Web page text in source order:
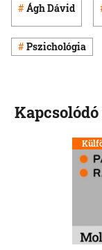
Ágh Dávid
Pszichológia